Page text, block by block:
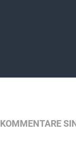
KOMMENTARE